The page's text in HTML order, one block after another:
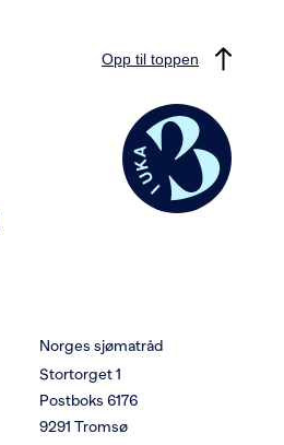
Norges sjømatråd
Stortorget 1
Postboks 6176
9291 Tromsø
Opp til toppen